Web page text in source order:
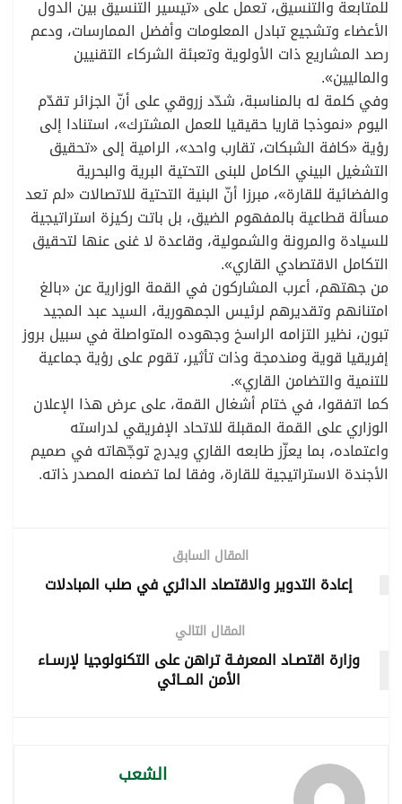
للمتابعة والتنسيق، تعمل على «تيسير التنسيق بين الدول
الأعضاء وتشجيع تبادل المعلومات وأفضل الممارسات، ودعم
رصد المشاريع ذات الأولوية وتعبئة الشركاء التقنيين
والماليين».
وفي كلمة له بالمناسبة، شدّد زروقي على أنّ الجزائر تقدّم
اليوم «نموذجا قاريا حقيقيا للعمل المشترك»، استنادا إلى
رؤية «كافة الشبكات، تقارب واحد»، الرامية إلى «تحقيق
التشغيل البيني الكامل للبنى التحتية البرية والبحرية
والفضائية للقارة»، مبرزا أنّ البنية التحتية للاتصالات «لم تعد
مسألة قطاعية بالمفهوم الضيق، بل باتت ركيزة استراتيجية
للسيادة والمرونة والشمولية، وقاعدة لا غنى عنها لتحقيق
التكامل الاقتصادي القاري».
من جهتهم، أعرب المشاركون في القمة الوزارية عن «بالغ
امتنانهم وتقديرهم لرئيس الجمهورية، السيد عبد المجيد
تبون، نظير التزامه الراسخ وجهوده المتواصلة في سبيل بروز
إفريقيا قوية ومندمجة وذات تأثير، تقوم على رؤية جماعية
للتنمية والتضامن القاري».
كما اتفقوا، في ختام أشغال القمة، على عرض هذا الإعلان
الوزاري على القمة المقبلة للاتحاد الإفريقي لدراسته
واعتماده، بما يعزّز طابعه القاري ويدرج توجّهاته في صميم
الأجندة الاستراتيجية للقارة، وفقا لما تضمنه المصدر ذاته.
المقال السابق
إعادة التدوير والاقتصاد الدائري في صلب المبادلات
المقال التالي
وزارة اقتصـاد المعرفـة تراهن على التكنولوجيا لإرسـاء
الأمن المــائي
الشعب